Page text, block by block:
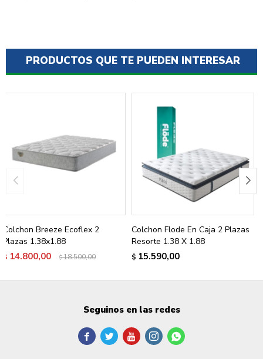
PRODUCTOS QUE TE PUEDEN INTERESAR
Colchon Breeze Ecoflex 2
Plazas 1.38x1.88
$ 14.800,00 $18.500,00
Colchon Flode En Caja 2 Plazas
Resorte 1.38 X 1.88
$ 15.590,00
Seguinos en las redes
    